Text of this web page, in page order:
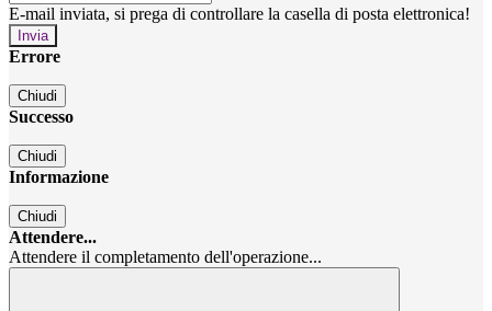
E-mail inviata, si prega di controllare la casella di posta elettronica!
Errore
Chiudi
Successo
Chiudi
Informazione
Chiudi
Attendere...
Attendere il completamento dell'operazione...